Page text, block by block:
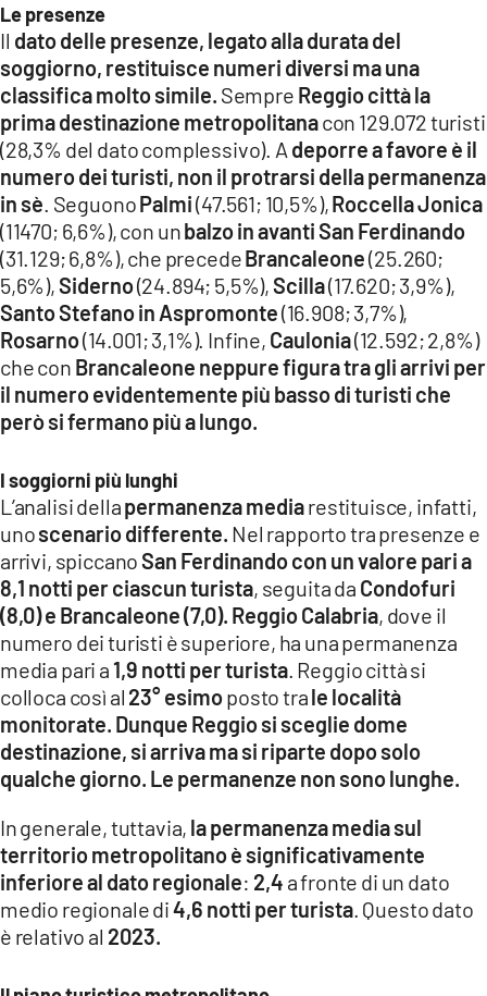
Le presenze
Il dato delle presenze, legato alla durata del
soggiorno, restituisce numeri diversi ma una
classifica molto simile. Sempre Reggio città la
prima destinazione metropolitanacon 129.072 turisti
(28,3% del dato complessivo). A deporre a favore è il
numero dei turisti, non il protrarsi della permanenza
in sè . SeguonoPalmi(47.561; 10,5%),Roccella Jonica
(11470; 6,6%), con unbalzo in avanti San Ferdinando
(31.129; 6,8%), che precedeBrancaleone(25.260;
5,6%),Siderno(24.894; 5,5%),Scilla(17.620; 3,9%),
Santo Stefano in Aspromonte(16.908; 3,7%),
Rosarno(14.001; 3,1%). Infine, Caulonia(12.592; 2,8%)
che con Brancaleone neppure figura tra gli arrivi per
il numero evidentemente più basso di turisti che
però si fermano più a lungo.
I soggiorni più lunghi
L’analisi dellapermanenza mediarestituisce, infatti,
unoscenario differente. Nel rapporto tra presenze e
arrivi, spiccanoSan Ferdinando con un valore pari a
8,1 notti per ciascun turista, seguita da Condofuri
(8,0) e Brancaleone (7,0). Reggio Calabria, dove il
numero dei turisti è superiore, ha una permanenza
media pari a 1,9 notti per turista. Reggio città si
colloca così al 23° esimoposto trale località
monitorate. Dunque Reggio si sceglie dome
destinazione, si arriva ma si riparte dopo solo
qualche giorno. Le permanenze non sono lunghe.
In generale, tuttavia, la permanenza media sul
territorio metropolitano è significativamente
inferiore al dato regionale: 2,4 a fronte di un dato
medio regionale di4,6 notti per turista. Questo dato
è relativo al 2023.